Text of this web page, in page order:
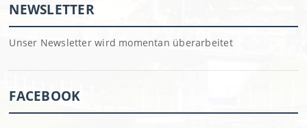
NEWSLETTER
Unser Newsletter wird momentan überarbeitet
FACEBOOK